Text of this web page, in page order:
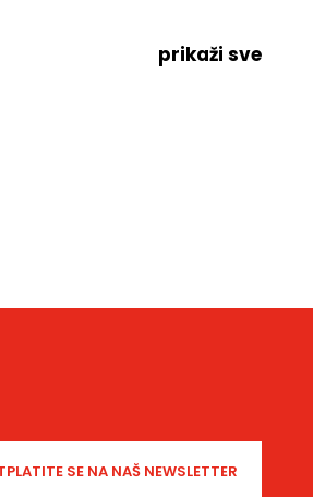
prikaži sve